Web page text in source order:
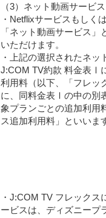
（3）ネット動画サービス
・Netflixサービスもしく
「ネット動画サービス
いただけます。
・上記の選択されたネッ
J:COM TV約款 料金表Ⅰ
利用料（以下、「フレッ
に、同料金表Ⅰの中の別
象プランごとの追加利用
ス追加利用料」といいま
・J:COM TV フレック
ービスは、ディズニープ